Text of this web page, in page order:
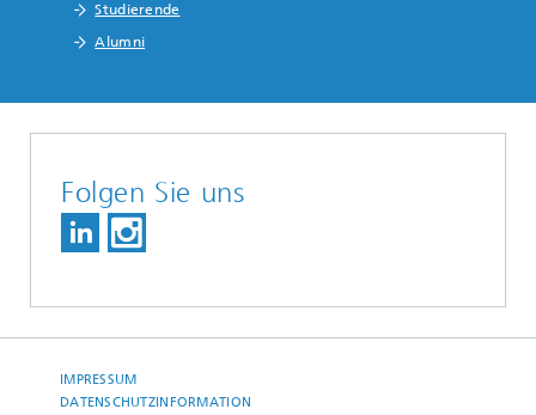
Studierende
Alumni
Folgen Sie uns
IMPRESSUM
DATENSCHUTZINFORMATION